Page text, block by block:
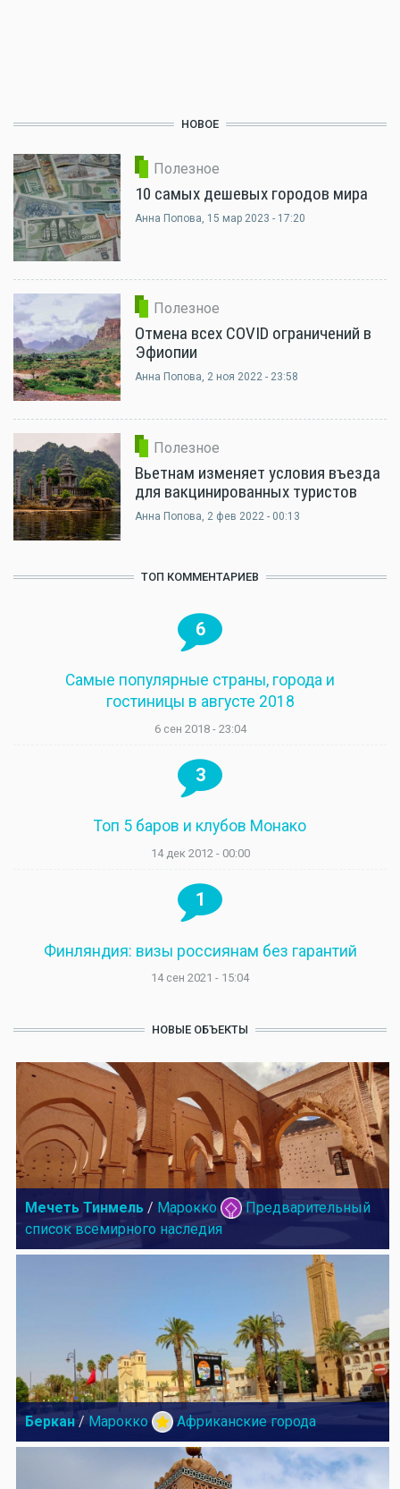
НОВОЕ
Полезное
10 самых дешевых городов мира
Анна Попова, 15 мар 2023 - 17:20
Полезное
Отмена всех COVID ограничений в
Эфиопии
Анна Попова, 2 ноя 2022 - 23:58
Полезное
Вьетнам изменяет условия въезда
для вакцинированных туристов
Анна Попова, 2 фев 2022 - 00:13
ТОП КОММЕНТАРИЕВ
6
Самые популярные страны, города и
гостиницы в августе 2018
6 сен 2018 - 23:04
3
Топ 5 баров и клубов Монако
14 дек 2012 - 00:00
1
Финляндия: визы россиянам без гарантий
14 сен 2021 - 15:04
НОВЫЕ ОБЪЕКТЫ
Мечеть Тинмель / Марокко
Предварительный
список всемирного наследия
Беркан / Марокко Африканские города